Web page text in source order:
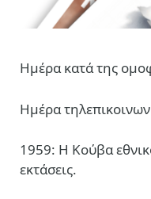
Ημέρα κατά της
Ημέρα
1959: Η Κούβα
εκτάσεις.